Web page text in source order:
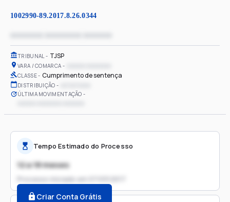
1002990-89.2017.8.26.0344
TRIBUNAL TJSP
VARA / COMARCA
CLASSE Cumprimento de sentença
DISTRIBUIÇÃO
ÚLTIMA MOVIMENTAÇÃO
Tempo Estimado do Processo
12 a 18 meses
Processo iniciado em
Criar Conta Grátis